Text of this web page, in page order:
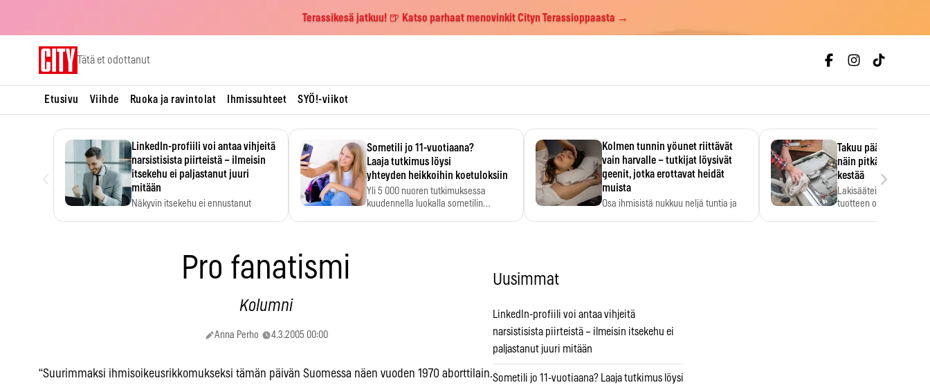
Terassikesä jatkuu! 🍺 Katso parhaat menovinkit Cityn Terassioppaasta →
Tätä et odottanut
Etusivu Viihde Ruoka ja ravintolat Ihmissuhteet SYÖ!-viikot
LinkedIn-profiili voi antaa vihjeitä
narsistisista piirteistä – ilmeisin
itsekehu ei paljastanut juuri
mitään
Näkyvin itsekehu ei ennustanut
Sometili jo 11-vuotiaana?
Laaja tutkimus löysi
yhteyden heikkoihin koetuloksiin
Yli 5 000 nuoren tutkimuksessa
kuudennella luokalla sometilin…
Kolmen tunnin yöunet riittävät
vain harvalle – tutkijat löysivät
geenit, jotka erottavat heidät
muista
Osa ihmisistä nukkuu neljä tuntia ja
Takuu päättyi,
näin pitkään
kestää
Lakisääteinen
tuotteen oletetun
›
Pro fanatismi
Kolumni
Anna Perho 4.3.2005 00:00
“Suurimmaksi ihmisoikeusrikkomukseksi tämän päivän Suomessa näen vuoden 1970 aborttilain.
Uusimmat
LinkedIn-profiili voi antaa vihjeitä
narsistisista piirteistä – ilmeisin itsekehu ei
paljastanut juuri mitään
Sometili jo 11-vuotiaana? Laaja tutkimus löysi